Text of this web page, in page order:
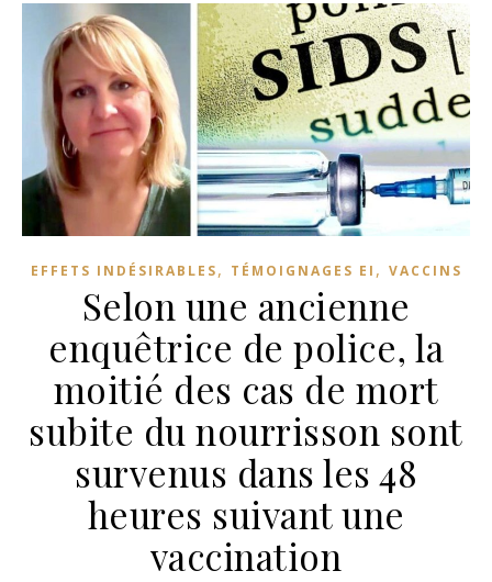
EFFETS INDÉSIRABLES, TÉMOIGNAGES EI , VACCINS
Selon une ancienne
enquêtrice de police, la
moitié des cas de mort
subite du nourrisson sont
survenus dans les 48
heures suivant une
vaccination